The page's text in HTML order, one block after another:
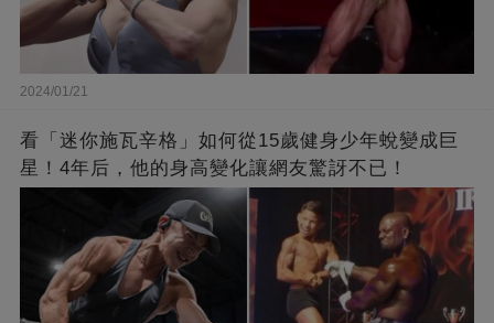
2024/01/21
看「迷你施瓦辛格」如何從15歲健身少年蛻變成巨
星！4年后，他的身高變化讓網友驚訝不已！